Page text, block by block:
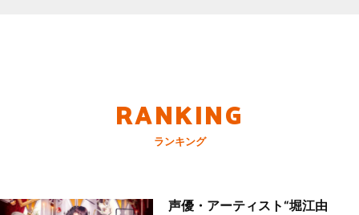
RANKING
ランキング
声優・アーティスト“堀江由